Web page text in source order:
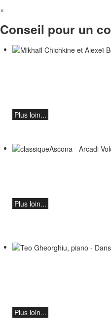
×
Conseil pour un
Plus loin...
Plus loin...
Plus loin...